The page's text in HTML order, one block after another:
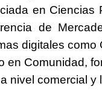
en
de
digitales
en Comunidad,
nivel comercial